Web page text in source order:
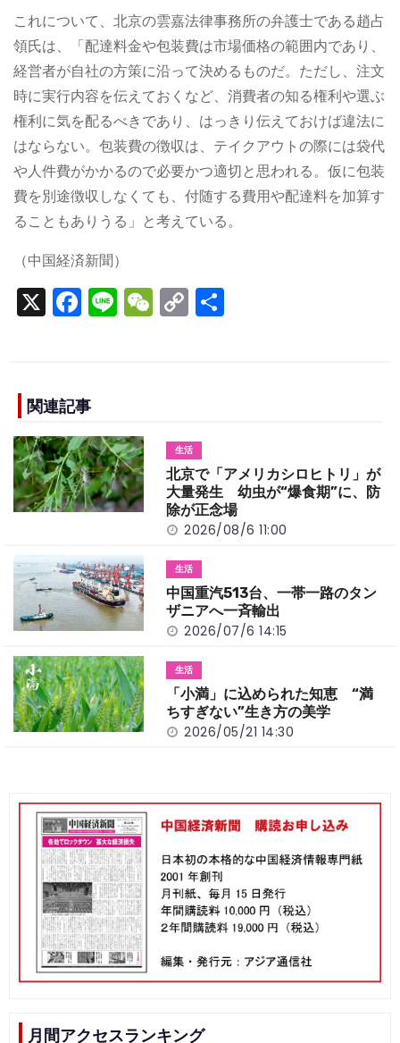
これについて、北京の雲嘉法律事務所の弁護士である趙占
領氏は、「配達料金や包装費は市場価格の範囲内であり、
経営者が自社の方策に沿って決めるものだ。ただし、注文
時に実行内容を伝えておくなど、消費者の知る権利や選ぶ
権利に気を配るべきであり、はっきり伝えておけば違法に
はならない。包装費の徴収は、テイクアウトの際には袋代
や人件費がかかるので必要かつ適切と思われる。仮に包装
費を別途徴収しなくても、付随する費用や配達料を加算す
ることもありうる」と考えている。
（中国経済新聞）
X F
a
e
b
o
o
k
Li
n
W
e
C
o
n
k
関連記事
生活
北京で「アメリカシロヒトリ」が
大量発生 幼虫が“爆食期”に、防
除が正念場
2026/08/6 11:00
生活
中国重汽513台、一帯一路のタン
ザニアへ一斉輸出
2026/07/6 14:15
生活
「小満」に込められた知恵 “満
ちすぎない”生き方の美学
2026/05/21 14:30
月間アクセスランキング